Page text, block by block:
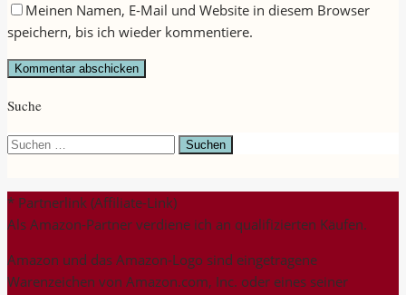
Meinen Namen, E-Mail und Website in diesem Browser
speichern, bis ich wieder kommentiere.
Suche
Suchen
* Partnerlink (Affiliate-Link)
Als Amazon-Partner verdiene ich an qualifizierten Käufen.
Amazon und das Amazon-Logo sind eingetragene
Warenzeichen von Amazon.com, Inc. oder eines seiner